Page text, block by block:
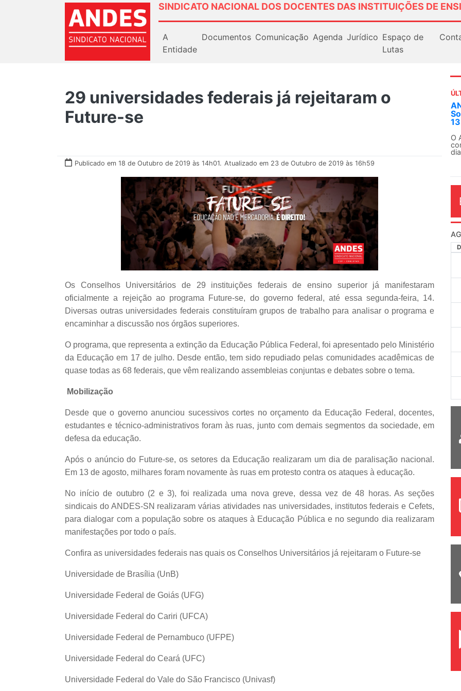
SINDICATO NACIONAL DOS DOCENTES DAS INSTITUIÇÕES DE
A
Entidade
Documentos Comunicação Agenda Jurídico Espaço de
Lutas
29 universidades federais já rejeitaram o
Future-se
Publicado em 18 de Outubro de 2019 às 14h01. Atualizado em 23 de Outubro de 2019 às 16h59
Os Conselhos Universitários de 29 instituições federais de ensino superior já manifestaram
oficialmente a rejeição ao programa Future-se, do governo federal, até essa segunda-feira, 14.
Diversas outras universidades federais constituíram grupos de trabalho para analisar o programa e
encaminhar a discussão nos órgãos superiores.
O programa, que representa a extinção da Educação Pública Federal, foi apresentado pelo Ministério
da Educação em 17 de julho. Desde então, tem sido repudiado pelas comunidades acadêmicas de
quase todas as 68 federais, que vêm realizando assembleias conjuntas e debates sobre o tema.
Mobilização
Desde que o governo anunciou sucessivos cortes no orçamento da Educação Federal, docentes,
estudantes e técnico-administrativos foram às ruas, junto com demais segmentos da sociedade, em
defesa da educação.
Após o anúncio do Future-se, os setores da Educação realizaram um dia de paralisação nacional.
Em 13 de agosto, milhares foram novamente às ruas em protesto contra os ataques à educação.
No início de outubro (2 e 3), foi realizada uma nova greve, dessa vez de 48 horas. As seções
sindicais do ANDES-SN realizaram várias atividades nas universidades, institutos federais e Cefets,
para dialogar com a população sobre os ataques à Educação Pública e no segundo dia realizaram
manifestações por todo o país.
Confira as universidades federais nas quais os Conselhos Universitários já rejeitaram o Future-se
Universidade de Brasília (UnB)
Universidade Federal de Goiás (UFG)
Universidade Federal do Cariri (UFCA)
Universidade Federal de Pernambuco (UFPE)
Universidade Federal do Ceará (UFC)
Universidade Federal do Vale do São Francisco (Univasf)